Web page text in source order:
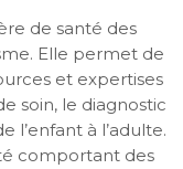
de santé des
Elle permet de
et expertises
soin, le diagnostic
l’enfant à l’adulte.
comportant des